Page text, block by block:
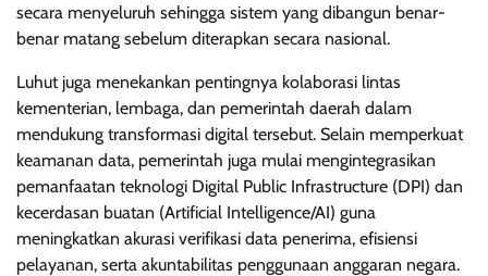
secara menyeluruh sehingga sistem yang dibangun benar-
benar matang sebelum diterapkan secara nasional.
Luhut juga menekankan pentingnya kolaborasi lintas
kementerian, lembaga, dan pemerintah daerah dalam
mendukung transformasi digital tersebut. Selain memperkuat
keamanan data, pemerintah juga mulai mengintegrasikan
pemanfaatan teknologi Digital Public Infrastructure (DPI) dan
kecerdasan buatan (Artificial Intelligence/AI) guna
meningkatkan akurasi verifikasi data penerima, efisiensi
pelayanan, serta akuntabilitas penggunaan anggaran negara.